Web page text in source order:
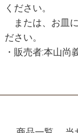
ください。
または、お皿
ださい。
・販売者:本山尚